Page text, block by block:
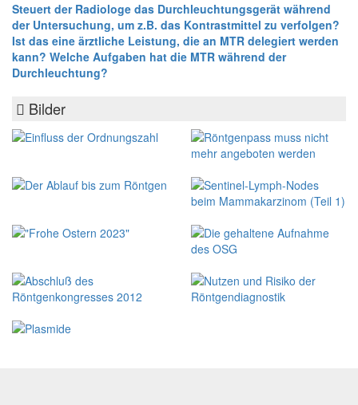
Steuert der Radiologe das Durchleuchtungsgerät während
der Untersuchung, um z.B. das Kontrastmittel zu verfolgen?
Ist das eine ärztliche Leistung, die an MTR delegiert werden
kann? Welche Aufgaben hat die MTR während der
Durchleuchtung?
Bilder